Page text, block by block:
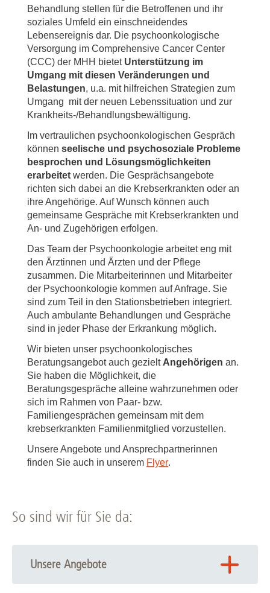
Behandlung stellen für die Betroffenen und ihr
soziales Umfeld ein einschneidendes
Lebensereignis dar. Die psychoonkologische
Versorgung im Comprehensive Cancer Center
(CCC) der MHH bietet Unterstützung im
Umgang mit diesen Veränderungen und
Belastungen, u.a. mit hilfreichen Strategien zum
Umgang mit der neuen Lebenssituation und zur
Krankheits-/Behandlungsbewältigung.
Im vertraulichen psychoonkologischen Gespräch
können seelische und psychosoziale Probleme
besprochen und Lösungsmöglichkeiten
erarbeitet werden. Die Gesprächsangebote
richten sich dabei an die Krebserkrankten oder an
ihre Angehörige. Auf Wunsch können auch
gemeinsame Gespräche mit Krebserkrankten und
An- und Zugehörigen erfolgen.
Das Team der Psychoonkologie arbeitet eng mit
den Ärztinnen und Ärzten und der Pflege
zusammen. Die Mitarbeiterinnen und Mitarbeiter
der Psychoonkologie kommen auf Anfrage. Sie
sind zum Teil in den Stationsbetrieben integriert.
Auch ambulante Behandlungen und Gespräche
sind in jeder Phase der Erkrankung möglich.
Wir bieten unser psychoonkologisches
Beratungsangebot auch gezielt Angehörigen an.
Sie haben die Möglichkeit, die
Beratungsgespräche alleine wahrzunehmen oder
sich im Rahmen von Paar- bzw.
Familiengesprächen gemeinsam mit dem
krebserkrankten Familienmitglied vorzustellen.
Unsere Angebote und Ansprechpartnerinnen
finden Sie auch in unserem Flyer.
So sind wir für Sie da:
Unsere Angebote